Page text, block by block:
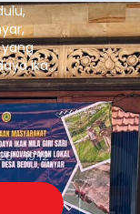
ikan
- 19:12